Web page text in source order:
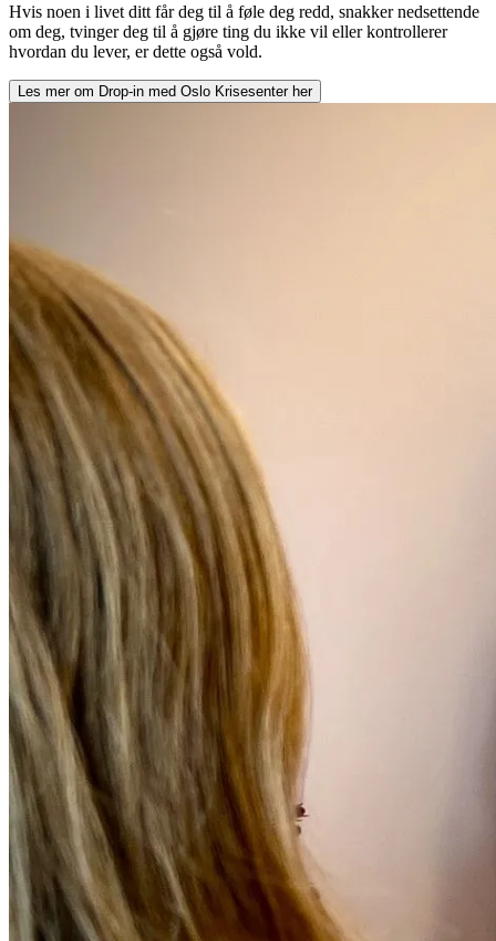
Hvis noen i livet ditt får deg til å føle deg redd, snakker nedsettende
om deg, tvinger deg til å gjøre ting du ikke vil eller kontrollerer
hvordan du lever, er dette også vold.
Les mer om Drop-in med Oslo Krisesenterher